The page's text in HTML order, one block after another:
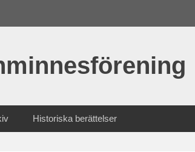
Historiska berättelser